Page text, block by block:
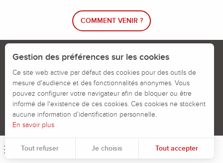
Menu
COMMENT VENIR ?
Le blog rando !
Calendrier des jours chassés
Signaler un problème sur un parcours
Politiques des Cookies Mentions légales
Gestion des préférences sur les cookies
Ce site web active par défaut des cookies pour des outils de
mesure d'audience et des fonctionnalités anonymes. Vous
pouvez configurer votre navigateur afin de bloquer ou être
informé de l'existence de ces cookies. Ces cookies ne stockent
aucune information d’identification personnelle.
En savoir plus
Tout refuser Je choisis Tout accepter